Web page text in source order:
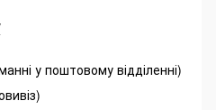
у поштовому відділенні)